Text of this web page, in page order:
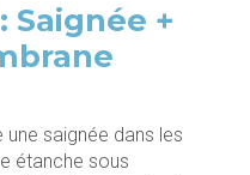
Saignée +
saignée dans les
étanche sous